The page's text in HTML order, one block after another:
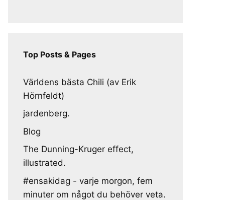
Top Posts & Pages
Världens bästa Chili (av Erik
Hörnfeldt)
jardenberg.
Blog
The Dunning-Kruger effect,
illustrated.
#ensakidag - varje morgon, fem
minuter om något du behöver veta.